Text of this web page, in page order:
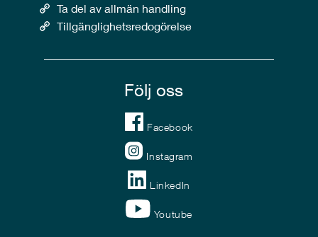
Ta del av allmän handling
Tillgänglighetsredogörelse
Följ oss
Facebook
Instagram
LinkedIn
Youtube